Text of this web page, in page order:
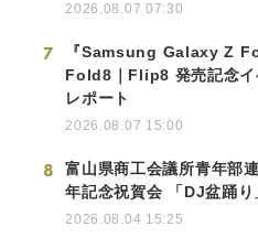
2026.08.07 07:30
7
『Samsung Galaxy Z
Fold8｜Flip8 発売記念イ
レポート
2026.08.07 15:00
8
富山県商工会議所青年部
年記念祝賀会 「DJ盆踊
2026.08.04 15:25